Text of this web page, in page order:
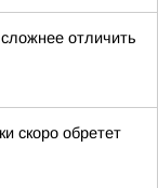
отличить
скоро обретет